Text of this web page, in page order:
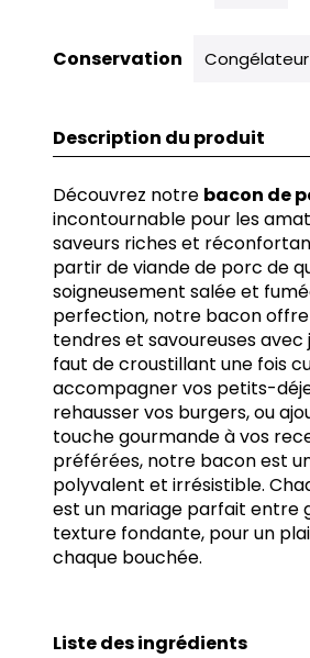
Conservation Congélateur
Description du produit
Découvrez notre bacon de
incontournable pour les
saveurs riches et
partir de viande de porc de
soigneusement salée et
perfection, notre bacon
tendres et savoureuses avec
faut de croustillant une fois
accompagner vos petits-
rehausser vos burgers, ou
touche gourmande à vos
préférées, notre bacon est
polyvalent et irrésistible.
est un mariage parfait entre
texture fondante, pour un
chaque bouchée.
Liste des ingrédients